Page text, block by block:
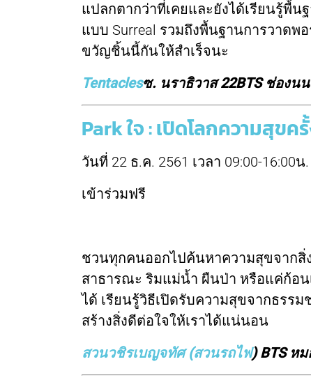
แปลกตากว่าที่เคยและยังได้เรียนรู้​พื้
แบบ Surreal รวมถึงพื้นฐานการวาดพ
ขวัญชิ้นนี้กันให้สำเร็จนะ
Tentaclesซ. นราธิวาส 22BTS ช่องน
Park ใจ : เปิดโลกความสุขค
วันที่ 22 ธ.ค. 2561 เวลา 09:00-16:00น.
เข้าร่วมฟรี
ชวนทุกคนออกไปค้นหาความสุขจากสิ่
สาธารณะ ริมแม่น้ำ ผืนป่า หรือแค่ก้อ
ได้ เรียนรู้วิธีเปิดรับความสุขจากธรร
สร้างสิ่งดีต่อใจให้เราได้แน่นอน
สวนวชิรเบญจทัศ (สวนรถไฟ) BTS ห